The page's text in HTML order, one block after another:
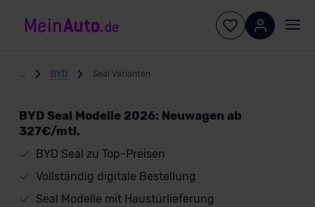
BYD Seal Varianten
BYD Seal Modelle 2026: Neuwagen ab
327€/mtl.
BYD Seal zu Top-Preisen
Vollständig digitale Bestellung
Seal Modelle mit Haustürlieferung